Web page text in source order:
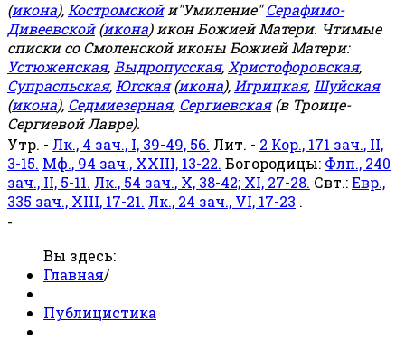
(икона), Костромскойи"Умиление"Серафимо-
Дивеевской(икона) икон Божией Матери. Чтимые
списки со Смоленской иконы Божией Матери:
Устюженская, Выдропусская, Христофоровская,
Супрасльская, Югская(икона), Игрицкая, Шуйская
(икона), Седмиезерная, Сергиевская(в Троице-
Сергиевой Лавре).
Утр. - Лк., 4 зач., I, 39-49, 56. Лит. - 2 Кор., 171 зач., II,
3-15. Мф., 94 зач., XXIII, 13-22. Богородицы: Флп., 240
зач., II, 5-11. Лк., 54 зач., X, 38-42; XI, 27-28. Свт.:Евр.,
335 зач., XIII, 17-21. Лк., 24 зач., VI, 17-23 .
-
Вы здесь:
Главная/
Публицистика